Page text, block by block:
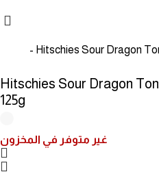
Hitschies Sour Dragon
125g
غير متوفر في المخزون